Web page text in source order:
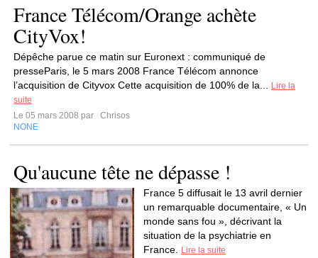
France Télécom/Orange achète
CityVox!
Dépêche parue ce matin sur Euronext : communiqué de
presseParis, le 5 mars 2008 France Télécom annonce
l’acquisition de Cityvox Cette acquisition de 100% de la...
Lire la
suite
Le 05 mars 2008 par
Chrisos
NONE
Qu'aucune tête ne dépasse !
France 5 diffusait le 13 avril dernier
un remarquable documentaire, « Un
monde sans fou », décrivant la
situation de la psychiatrie en
France.
Lire la suite